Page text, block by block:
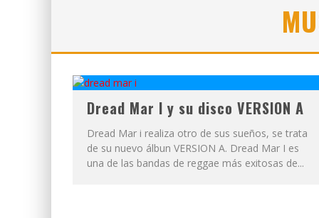
VI EM
Dread Mar I y su disco VERSION A
Dread Mar i realiza otro de sus sueños, se trata
de su nuevo álbun VERSION A. Dread Mar I es
una de las bandas de reggae más exitosas de...